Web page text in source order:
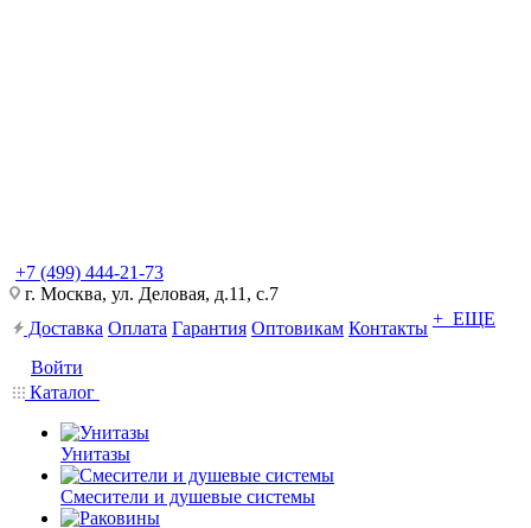
+7 (499) 444-21-73
г. Москва, ул. Деловая, д.11, с.7
Доставка Оплата Гарантия Оптовикам Контакты + ЕЩЕ
Войти
Каталог
Унитазы
Смесители и душевые системы